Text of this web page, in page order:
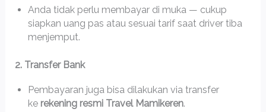
Anda tidak perlu membayar di muka — cukup
siapkan uang pas atau sesuai tarif saat driver tiba
menjemput.
2. Transfer Bank
Pembayaran juga bisa dilakukan via transfer
ke rekening resmi Travel Mamikeren.